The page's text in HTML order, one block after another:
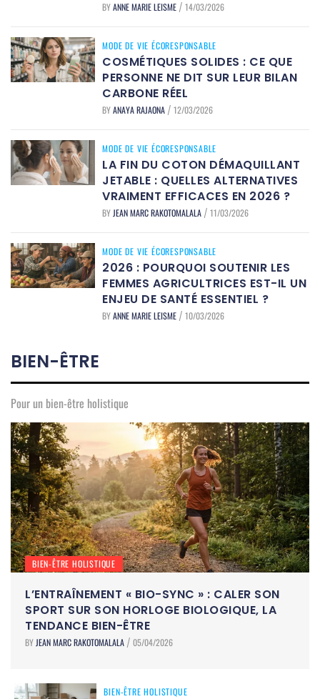
BYANNE MARIE LEISME / 14/03/2026
MODE DE VIE ÉCORESPONSABLE
COSMÉTIQUES SOLIDES : CE QUE
PERSONNE NE DIT SUR LEUR BILAN
CARBONE RÉEL
BYANAYA RAJAONA / 12/03/2026
MODE DE VIE ÉCORESPONSABLE
LA FIN DU COTON DÉMAQUILLANT
JETABLE : QUELLES ALTERNATIVES
VRAIMENT EFFICACES EN 2026 ?
BY JEAN MARC RAKOTOMALALA / 11/03/2026
MODE DE VIE ÉCORESPONSABLE
2026 : POURQUOI SOUTENIR LES
FEMMES AGRICULTRICES EST-IL UN
ENJEU DE SANTÉ ESSENTIEL ?
BYANNE MARIE LEISME / 10/03/2026
BIEN-ÊTRE
Pour un bien-être holistique
BIEN-ÊTRE HOLISTIQUE
L’ENTRAÎNEMENT « BIO-SYNC » : CALER SON
SPORT SUR SON HORLOGE BIOLOGIQUE, LA
TENDANCE BIEN-ÊTRE
BY JEAN MARC RAKOTOMALALA / 05/04/2026
BIEN-ÊTRE HOLISTIQUE